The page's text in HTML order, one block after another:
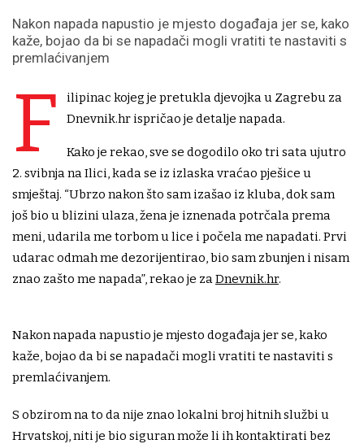
Nakon napada napustio je mjesto događaja jer se, kako
kaže, bojao da bi se napadači mogli vratiti te nastaviti s
premlaćivanjem
F
ilipinac kojeg je pretukla djevojka u Zagrebu za
Dnevnik.hr ispričao je detalje napada.
Kako je rekao, sve se dogodilo oko tri sata ujutro
2. svibnja na Ilici, kada se iz izlaska vraćao pješice u
smještaj. “Ubrzo nakon što sam izašao iz kluba, dok sam
još bio u blizini ulaza, žena je iznenada potrčala prema
meni, udarila me torbom u lice i počela me napadati. Prvi
udarac odmah me dezorijentirao, bio sam zbunjen i nisam
znao zašto me napada”, rekao je zaDnevnik.hr.
Nakon napada napustio je mjesto događaja jer se, kako
kaže, bojao da bi se napadači mogli vratiti te nastaviti s
premlaćivanjem.
S obzirom na to da nije znao lokalni broj hitnih službi u
Hrvatskoj, niti je bio siguran može li ih kontaktirati bez